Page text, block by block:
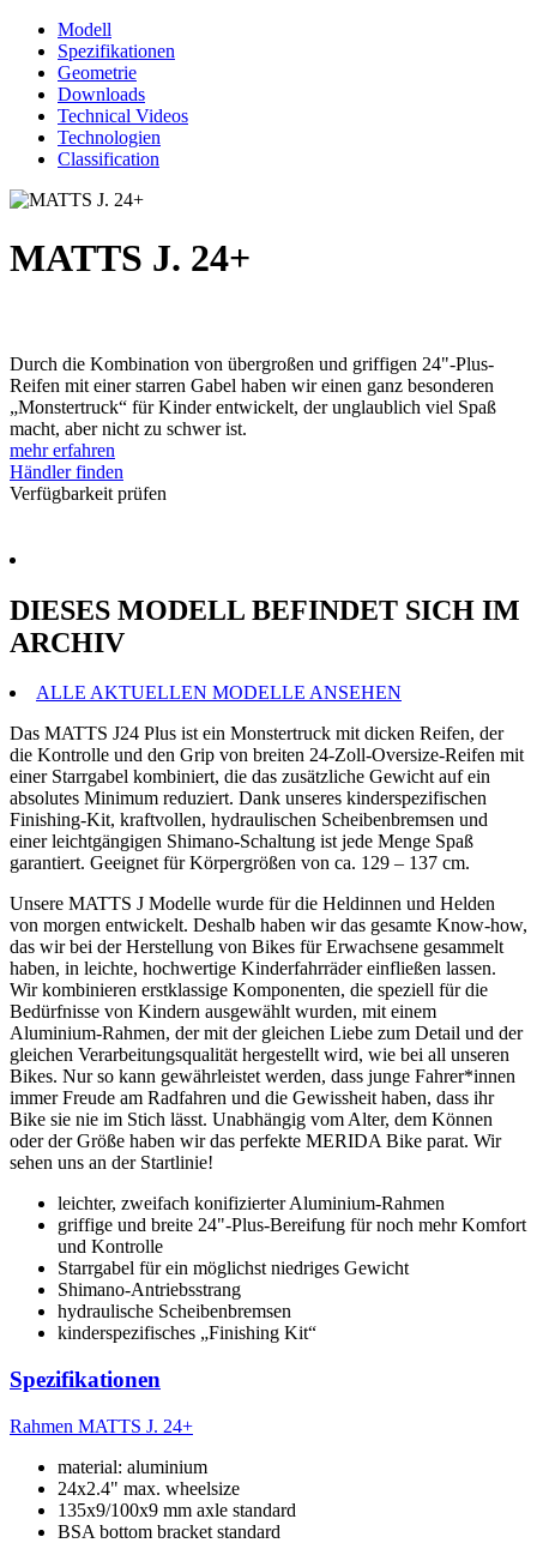
Modell
Spezifikationen
Geometrie
Downloads
Technical Videos
Technologien
Classification
MATTS J. 24+
Durch die Kombination von übergroßen und griffigen 24"-Plus-
Reifen mit einer starren Gabel haben wir einen ganz besonderen
„Monstertruck“ für Kinder entwickelt, der unglaublich viel Spaß
macht, aber nicht zu schwer ist.
mehr erfahren
Händler finden
Verfügbarkeit prüfen
DIESES MODELL BEFINDET SICH IM
ARCHIV
ALLE AKTUELLEN MODELLE ANSEHEN
Das MATTS J24 Plus ist ein Monstertruck mit dicken Reifen, der
die Kontrolle und den Grip von breiten 24-Zoll-Oversize-Reifen mit
einer Starrgabel kombiniert, die das zusätzliche Gewicht auf ein
absolutes Minimum reduziert. Dank unseres kinderspezifischen
Finishing-Kit, kraftvollen, hydraulischen Scheibenbremsen und
einer leichtgängigen Shimano-Schaltung ist jede Menge Spaß
garantiert. Geeignet für Körpergrößen von ca. 129 – 137 cm.
Unsere MATTS J Modelle wurde für die Heldinnen und Helden
von morgen entwickelt. Deshalb haben wir das gesamte Know-how,
das wir bei der Herstellung von Bikes für Erwachsene gesammelt
haben, in leichte, hochwertige Kinderfahrräder einfließen lassen.
Wir kombinieren erstklassige Komponenten, die speziell für die
Bedürfnisse von Kindern ausgewählt wurden, mit einem
Aluminium-Rahmen, der mit der gleichen Liebe zum Detail und der
gleichen Verarbeitungsqualität hergestellt wird, wie bei all unseren
Bikes. Nur so kann gewährleistet werden, dass junge Fahrer*innen
immer Freude am Radfahren und die Gewissheit haben, dass ihr
Bike sie nie im Stich lässt. Unabhängig vom Alter, dem Können
oder der Größe haben wir das perfekte MERIDA Bike parat. Wir
sehen uns an der Startlinie!
leichter, zweifach konifizierter Aluminium-Rahmen
griffige und breite 24"-Plus-Bereifung für noch mehr Komfort
und Kontrolle
Starrgabel für ein möglichst niedriges Gewicht
Shimano-Antriebsstrang
hydraulische Scheibenbremsen
kinderspezifisches „Finishing Kit“
Spezifikationen
Rahmen MATTS J. 24+
material: aluminium
24x2.4" max. wheelsize
135x9/100x9 mm axle standard
BSA bottom bracket standard